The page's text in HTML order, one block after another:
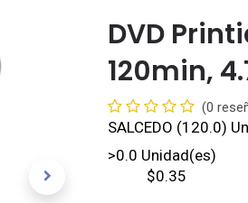
DVD
120min,
(0
SALCEDO (120.0)
>0.0 Unidad(es)
$0.35